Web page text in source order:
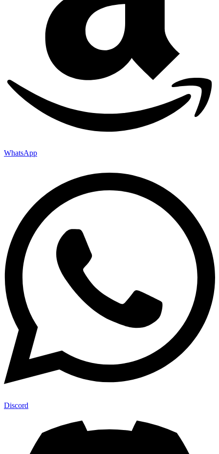
WhatsApp
Discord